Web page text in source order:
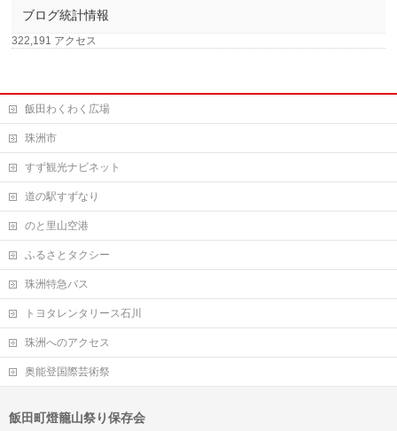
ブログ統計情報
322,191 アクセス
飯田わくわく広場
珠洲市
すず観光ナビネット
道の駅すずなり
のと里山空港
ふるさとタクシー
珠洲特急バス
トヨタレンタリース石川
珠洲へのアクセス
奥能登国際芸術祭
飯田町燈籠山祭り保存会